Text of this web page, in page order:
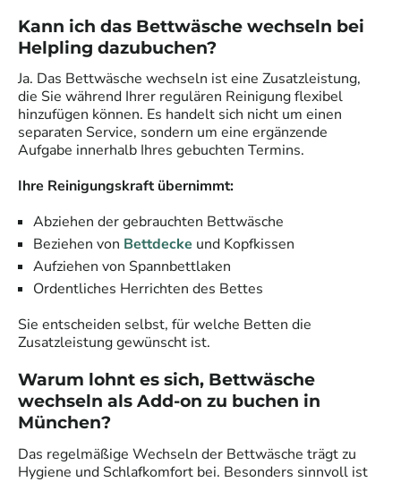
Kann ich das Bettwäsche wechseln bei
Helpling dazubuchen?
Ja. Das Bettwäsche wechseln ist eine Zusatzleistung,
die Sie während Ihrer regulären Reinigung flexibel
hinzufügen können. Es handelt sich nicht um einen
separaten Service, sondern um eine ergänzende
Aufgabe innerhalb Ihres gebuchten Termins.
Ihre Reinigungskraft übernimmt:
Abziehen der gebrauchten Bettwäsche
Beziehen von Bettdecke und Kopfkissen
Aufziehen von Spannbettlaken
Ordentliches Herrichten des Bettes
Sie entscheiden selbst, für welche Betten die
Zusatzleistung gewünscht ist.
Warum lohnt es sich, Bettwäsche
wechseln als Add-on zu buchen in
München?
Das regelmäßige Wechseln der Bettwäsche trägt zu
Hygiene und Schlafkomfort bei. Besonders sinnvoll ist